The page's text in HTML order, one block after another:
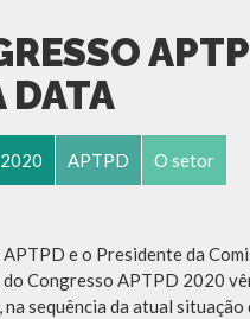
DATA
APTPD O setor
e o Presidente da
Congresso APTPD 2020
sequência da atual situação